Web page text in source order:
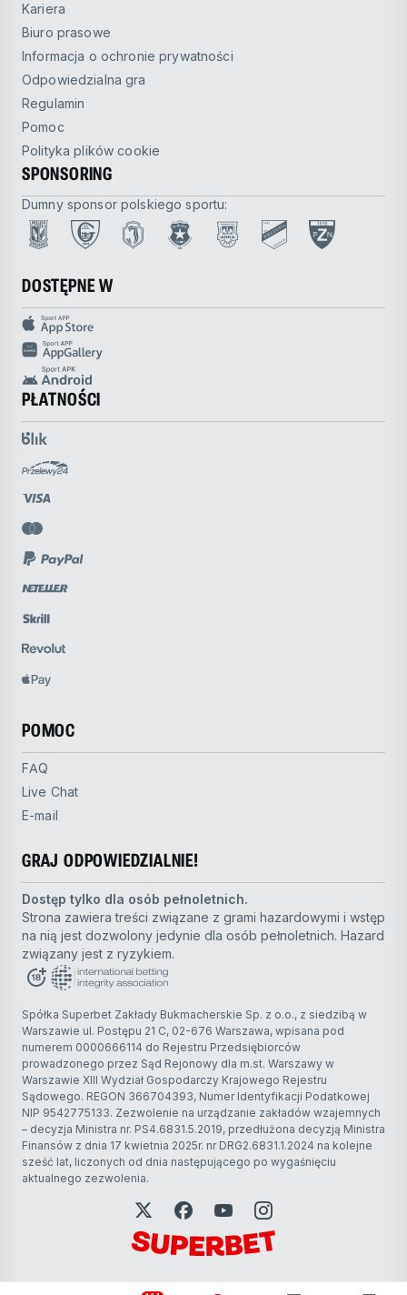
Kariera
Biuro prasowe
Informacja o ochronie prywatności
Odpowiedzialna gra
Regulamin
Pomoc
Polityka plików cookie
SPONSORING
Dumny sponsor polskiego sportu:
DOSTĘPNE W
PŁATNOŚCI
POMOC
FAQ
Live Chat
E-mail
GRAJ ODPOWIEDZIALNIE!
Dostęp tylko dla osób pełnoletnich.
Strona zawiera treści związane z grami hazardowymi i wstęp
na nią jest dozwolony jedynie dla osób pełnoletnich. Hazard
związany jest z ryzykiem.
Spółka Superbet Zakłady Bukmacherskie Sp. z o.o., z siedzibą w
Warszawie ul. Postępu 21 C, 02-676 Warszawa, wpisana pod
numerem 0000666114 do Rejestru Przedsiębiorców
prowadzonego przez Sąd Rejonowy dla m.st. Warszawy w
Warszawie XIII Wydział Gospodarczy Krajowego Rejestru
Sądowego. REGON 366704393, Numer Identyfikacji Podatkowej
NIP 9542775133. Zezwolenie na urządzanie zakładów wzajemnych
– decyzja Ministra nr. PS4.6831.5.2019, przedłużona decyzją Ministra
Finansów z dnia 17 kwietnia 2025r. nr DRG2.6831.1.2024 na kolejne
sześć lat, liczonych od dnia następującego po wygaśnięciu
aktualnego zezwolenia.